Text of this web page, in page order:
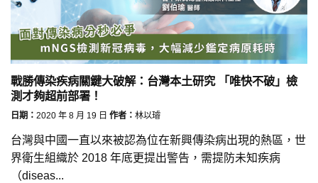
戰勝傳染疾病關鍵大破解：台灣本土研究 「唯快不破」檢
測才夠超前部署！
日期： 2020 年 8 月 19 日 作者： 林以璿
台灣與中國一直以來被認為位在新興傳染病出現的熱區，世
界衛生組織於 2018 年底更提出警告，需提防未知疾病
（diseas...